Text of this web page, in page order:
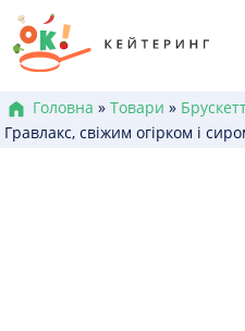
Перейти
до
змісту
Головна » Товари »
Гравлакс, свіжим огірком і